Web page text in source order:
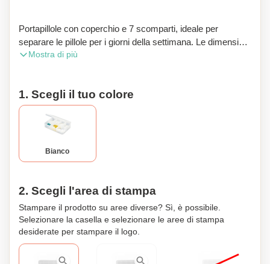
Portapillole con coperchio e 7 scomparti, ideale per
separare le pillole per i giorni della settimana. Le dimensioni
sono 85 x 55 x 20 mm. Questo portapillole può essere
Mostra di più
1. Scegli il tuo colore
Bianco
2. Scegli l'area di stampa
Stampare il prodotto su aree diverse? Sì, è possibile.
Selezionare la casella e selezionare le aree di stampa
desiderate per stampare il logo.